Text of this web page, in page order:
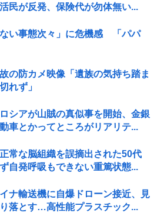
民が反発、保険代が勿体無い...
い事態次々」に危機感 「パパ
の防カメ映像「遺族の気持ち踏ま
れず」
シアが山賊の真似事を開始、金銀
車とかってところがリアリテ...
常な脳組織を誤摘出された50代
自発呼吸もできない重篤状態...
ナ輸送機に自爆ドローン接近、見
落とす…高性能プラスチック...